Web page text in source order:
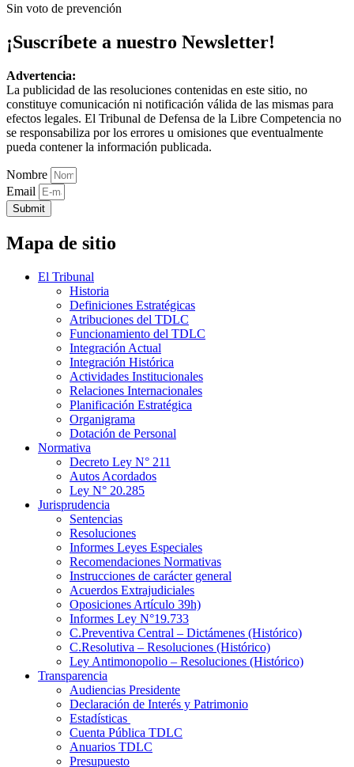
Sin voto de prevención
¡Suscríbete a nuestro Newsletter!
Advertencia:
La publicidad de las resoluciones contenidas en este sitio, no
constituye comunicación ni notificación válida de las mismas para
efectos legales. El Tribunal de Defensa de la Libre Competencia no
se responsabiliza por los errores u omisiones que eventualmente
pueda contener la información publicada.
Nombre
Email
Submit
Mapa de sitio
El Tribunal
Historia
Definiciones Estratégicas
Atribuciones del TDLC
Funcionamiento del TDLC
Integración Actual
Integración Histórica
Actividades Institucionales
Relaciones Internacionales
Planificación Estratégica
Organigrama
Dotación de Personal
Normativa
Decreto Ley N° 211
Autos Acordados
Ley N° 20.285
Jurisprudencia
Sentencias
Resoluciones
Informes Leyes Especiales
Recomendaciones Normativas
Instrucciones de carácter general
Acuerdos Extrajudiciales
Oposiciones Artículo 39h)
Informes Ley N°19.733
C.Preventiva Central – Dictámenes (Histórico)
C.Resolutiva – Resoluciones (Histórico)
Ley Antimonopolio – Resoluciones (Histórico)
Transparencia
Audiencias Presidente
Declaración de Interés y Patrimonio
Estadísticas
Cuenta Pública TDLC
Anuarios TDLC
Presupuesto